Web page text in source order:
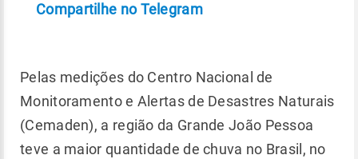
Compartilhe no Telegram
Pelas medições do Centro Nacional de
Monitoramento e Alertas de Desastres Naturais
(Cemaden), a região da Grande João Pessoa
teve a maior quantidade de chuva no Brasil, no